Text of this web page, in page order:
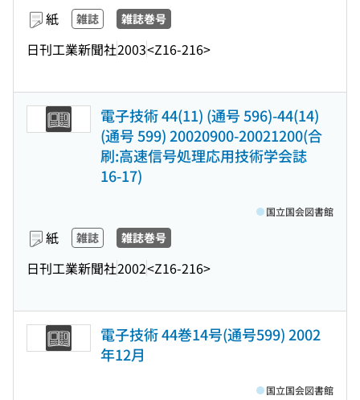
紙 雑誌 雑誌巻号
日刊工業新聞社2003<Z16-216>
電子技術 44(11) (通号 596)-44(14)
(通号 599) 20020900-20021200(合
刷:高速信号処理応用技術学会誌
16-17)
紙 雑誌 雑誌巻号
日刊工業新聞社2002<Z16-216>
国立国会図書館
電子技術 44巻14号(通号599) 2002
年12月
国立国会図書館